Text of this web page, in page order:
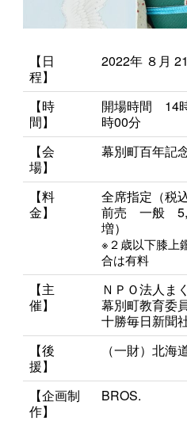
【日
程】
2022年 ８月
【時
間】
開場時間
時00分
【会
場】
幕別町百年記
【料
金】
全席指定（税込
前売 一般
増）
※２歳以下膝上
合は有料
【主
催】
ＮＰＯ法人ま
幕別町教育委
十勝毎日新聞
【後
援】
（一財）北
【企画制
作】
BROS.